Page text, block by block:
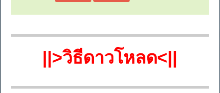
||>วิธีดาวโหลด<||